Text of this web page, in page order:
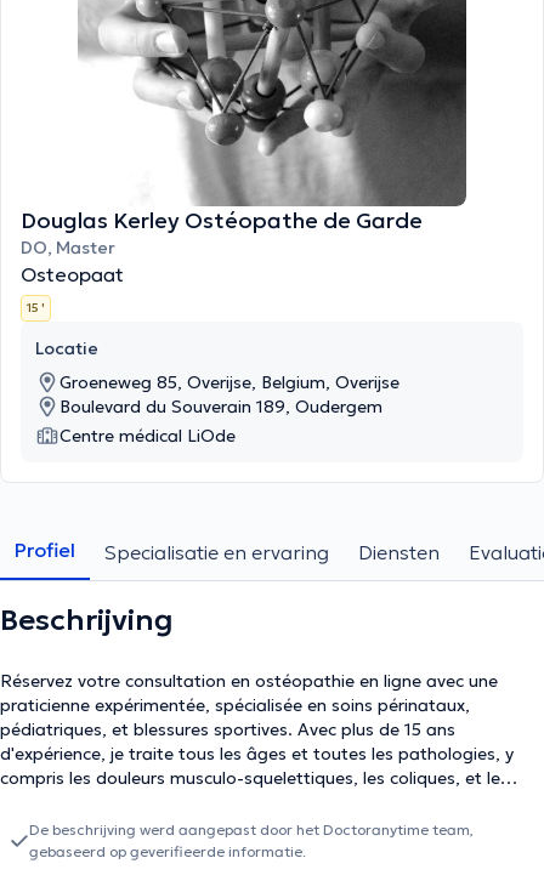
Douglas Kerley Ostéopathe de Garde
DO, Master
Osteopaat
15 '
Locatie
Groeneweg 85, Overijse, Belgium, Overijse
Boulevard du Souverain 189, Oudergem
Centre médical LiOde
Profiel Specialisatie en ervaring Diensten
Beschrijving
Réservez votre consultation en ostéopathie en ligne avec une
praticienne expérimentée, spécialisée en soins périnataux,
pédiatriques, et blessures sportives. Avec plus de 15 ans
d'expérience, je traite tous les âges et toutes les pathologies, y
compris les douleurs musculo-squelettiques, les coliques, et le
soins post-opératoires oraux et les techniques avancées. Je
propose des rendez-vous d'urgence le jour même, avec des
De beschrijving werd aangepast door het Doctoranytime team,
gebaseerd op geverifieerde informatie.